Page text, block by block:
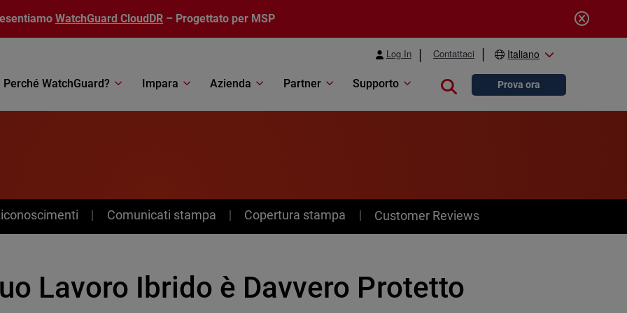
WatchGuard CloudDR – Progettato per MSP
Log In Contattaci Italiano
Perché WatchGuard? Impara Azienda Partner Supporto Close searchProva ora
Comunicati stampa Copertura stampa Customer Reviews
Lavoro Ibrido è Davvero Protetto